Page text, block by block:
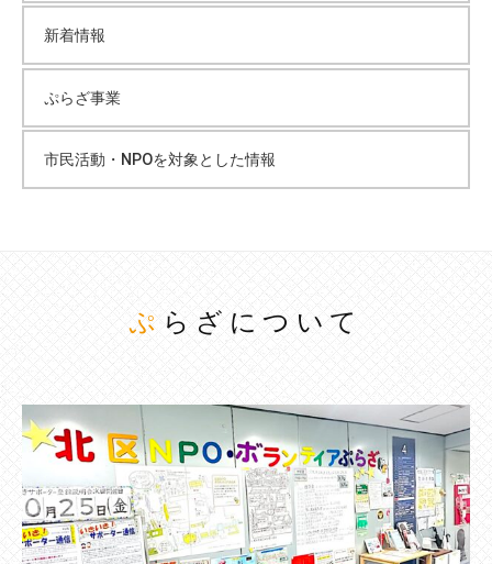
新着情報
ぷらざ事業
市民活動・NPOを対象とした情報
ぷらざについて